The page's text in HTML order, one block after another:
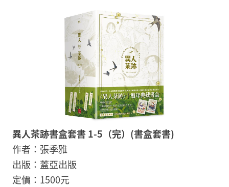
異人茶跡書盒套書 1-5（完）(書盒套書)
作者：張季雅
出版：蓋亞出版
定價：1500元